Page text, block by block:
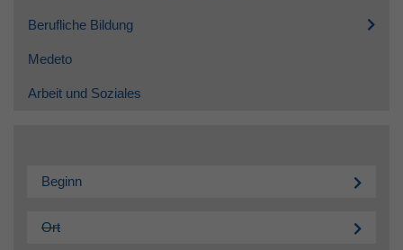
Berufliche Bildung
Medeto
Arbeit und Soziales
Beginn
Ort